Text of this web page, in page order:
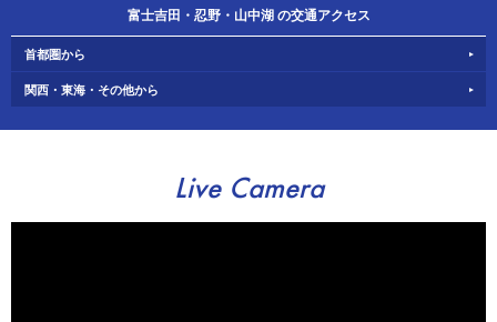
富士吉田・忍野・山中湖 の交通アクセス
首都圏から
関西・東海・その他から
Live Camera